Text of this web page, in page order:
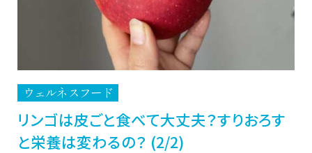
ウェルネスフード
リンゴは皮ごと食べて大丈夫？すりおろす
と栄養は変わるの？ (2/2)